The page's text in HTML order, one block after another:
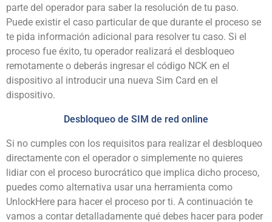
parte del operador para saber la resolución de tu paso.
Puede existir el caso particular de que durante el proceso se
te pida información adicional para resolver tu caso. Si el
proceso fue éxito, tu operador realizará el desbloqueo
remotamente o deberás ingresar el código NCK en el
dispositivo al introducir una nueva Sim Card en el
dispositivo.
Desbloqueo de SIM de red online
Si no cumples con los requisitos para realizar el desbloqueo
directamente con el operador o simplemente no quieres
lidiar con el proceso burocrático que implica dicho proceso,
puedes como alternativa usar una herramienta como
UnlockHere para hacer el proceso por ti. A continuación te
vamos a contar detalladamente qué debes hacer para poder